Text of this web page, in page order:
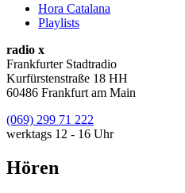
Hora Catalana
Playlists
radio x
Frankfurter Stadtradio
Kurfürstenstraße 18 HH
60486 Frankfurt am Main
(069) 299 71 222
werktags 12 - 16 Uhr
Hören